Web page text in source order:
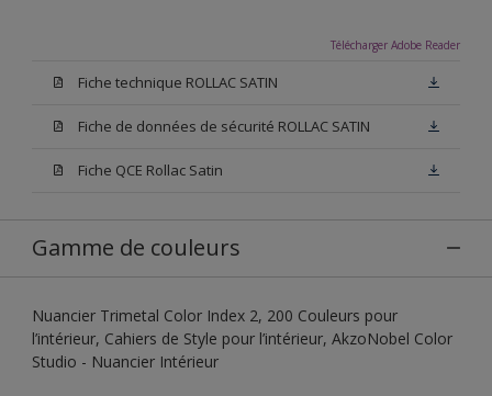
Télécharger Adobe Reader
Fiche technique ROLLAC SATIN
Fiche de données de sécurité ROLLAC SATIN
Fiche QCE Rollac Satin
Gamme de couleurs
Nuancier Trimetal Color Index 2, 200 Couleurs pour
l’intérieur, Cahiers de Style pour l’intérieur, AkzoNobel Color
Studio - Nuancier Intérieur